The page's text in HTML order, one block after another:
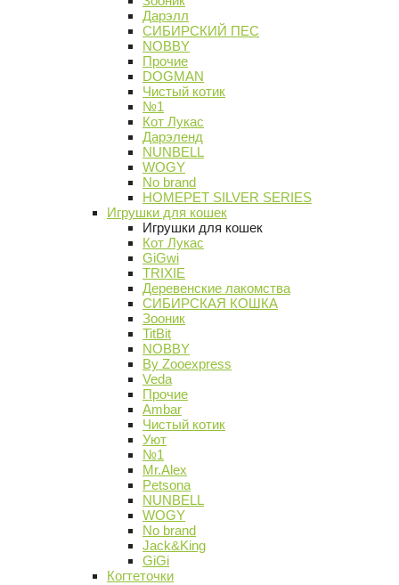
Дарэлл
СИБИРСКИЙ ПЕС
NOBBY
Прочие
DOGMAN
Чистый котик
№1
Кот Лукас
Дарэленд
NUNBELL
WOGY
No brand
HOMEPET SILVER SERIES
Игрушки для кошек
Игрушки для кошек
Кот Лукас
GiGwi
TRIXIE
Деревенские лакомства
СИБИРСКАЯ КОШКА
Зооник
TitBit
NOBBY
By Zooexpress
Veda
Прочие
Ambar
Чистый котик
Уют
№1
Mr.Alex
Petsona
NUNBELL
WOGY
No brand
Jack&King
GiGi
Когтеточки